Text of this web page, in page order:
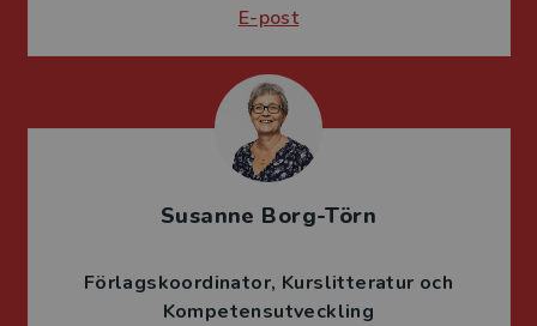
E-post
Susanne Borg-Törn
Förlagskoordinator Kurslitteratur och
Kompetensutveckling